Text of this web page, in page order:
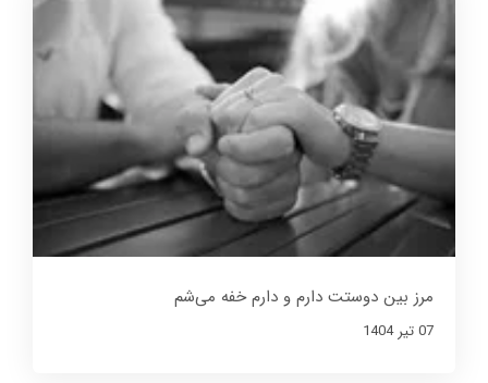
مرز بین دوستت دارم و دارم خفه می‌شم
07 تير 1404